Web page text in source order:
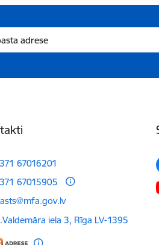
67016201
67015905
pasts:
iela 3, Rīga LV-1395